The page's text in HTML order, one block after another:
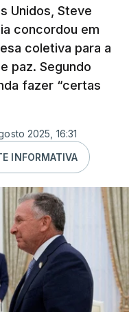
Unidos, Steve
concordou em
coletiva para a
paz. Segundo
fazer “certas
2025, 16:31
INFORMATIVA